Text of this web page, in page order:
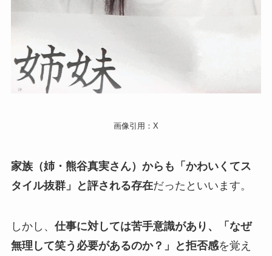
画像引用：X
家族（姉・熊谷真実さん）からも「かわいくてス
タイル抜群」と評される存在だったといいます。
しかし、 仕事に対しては苦手意識があり、「なぜ
無理して笑う必要があるのか？」と拒否感を覚え